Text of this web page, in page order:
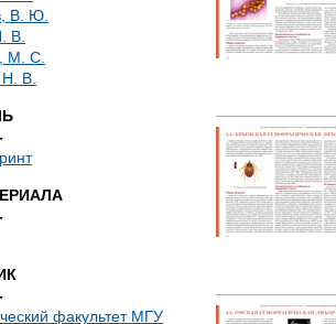
В. Ю.
В.
М. С.
В.
факультет МГУ